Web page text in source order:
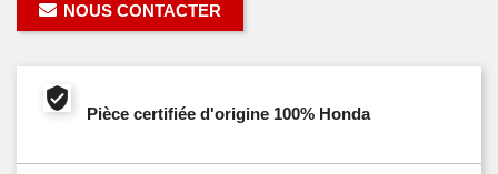
NOUS CONTACTER
Pièce certifiée d'origine 100% Honda